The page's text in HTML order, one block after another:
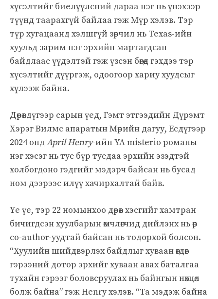
хүсэлтийг биелүүлсний дараа нэг нь үнэхээр
түүнд таарахгүй байлаа гэж Мүр хэлэв. Тэр
түр хугацаанд хэлшгүй зөрчил нь Texas-ийн
хуульд зарим нэг эрхийн мартагдсан
байдлаас үүдэлтэй гэж үзсэн бөгөөд гэхдээ тэр
хүсэлтийг дүүргэж, одоогоор хариу хуудсыг
хүлээж байна.
Дөрөвдүгээр сарын үед, Гэмт этгээдийн Дүрэмт
Хэрэг Вилмс апаратын Мөрийн дагуу, Есдүгээр
2024 онд April Henry-ийн YA misterio романы
нэг хэсэг нь тус бүр тусдаа эрхийн эзэдтэй
холбогдоно гэдгийг мэдэрч байсан нь бусад
ном дээрээс илүү хачирхалтай байв.
Үе үе, тэр 22 номынхоо дөрөв хэсгийг хамтран
бичигдсэн хуулбарын өмчлөгчид дийлэнх нь өөр
co-author-уудтай байсан нь тодорхой болсон.
“Хуулийн шийдвэрлэх байдлыг хуваан өгдөг
гэрээний дотор эрхийг хуваан авах баталгаа
тухайн гэрээг боловсруулах нь байнгын нөхцөл
болж байна” гэж Henry хэлэв. “Та мэдэж байна